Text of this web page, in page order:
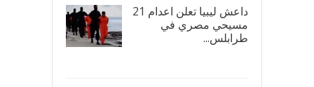
داعش ليبيا تعلن اعدام 21
مسيحي مصري في
طرابلس...